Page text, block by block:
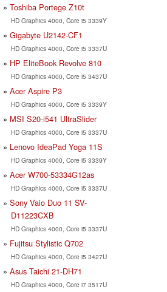
Toshiba Portege Z10t
HD Graphics 4000, Core i5 3339Y
Gigabyte U2142-CF1
HD Graphics 4000, Core i5 3337U
HP EliteBook Revolve 810
HD Graphics 4000, Core i5 3437U
Acer Aspire P3
HD Graphics 4000, Core i5 3339Y
MSI S20-i541 UltraSlider
HD Graphics 4000, Core i5 3337U
Lenovo IdeaPad Yoga 11S
HD Graphics 4000, Core i5 3339Y
Acer W700-53334G12as
HD Graphics 4000, Core i5 3337U
Sony Vaio Duo 11 SV-
D11223CXB
HD Graphics 4000, Core i5 3337U
Fujitsu Stylistic Q702
HD Graphics 4000, Core i5 3427U
Asus Taichi 21-DH71
HD Graphics 4000, Core i7 3517U